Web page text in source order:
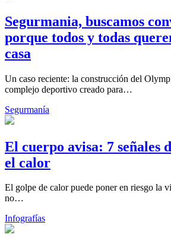
Segurmania, buscamos
porque todos y todas
casa
Un caso reciente: la construcción del
complejo deportivo creado para…
Segurmanía
El cuerpo avisa: 7 señales
el calor
El golpe de calor puede poner en riesgo la
no…
Infografías